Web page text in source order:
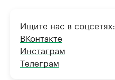
Ищите нас в соцсетях:
ВКонтакте
Инстаграм
Телеграм